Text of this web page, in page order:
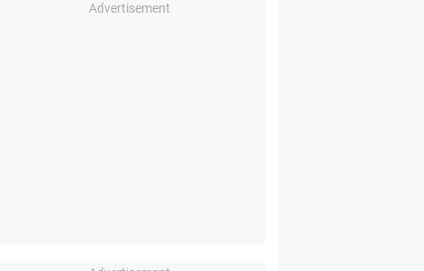
Advertisement